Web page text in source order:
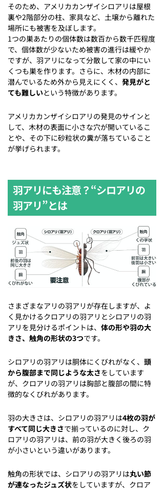
そのため、アメリカカンザイシロアリは屋根
裏や2階部分の柱、家具など、土壌から離れた
場所にも被害を及ぼします。
1つの巣あたりの個体数は数百から数千匹程度
で、個体数が少ないため被害の進行は緩やか
ですが、羽アリになって分散して家の中にい
くつも巣を作ります。さらに、木材の内部に
潜んでいるため外から見えにくく、 発見がと
ても難しいという特徴があります。
アメリカカンザイシロアリの発見のサインと
して、木材の表面に小さな穴が開いているこ
とや、その下に砂粒状の糞が落ちていること
が挙げられます。
羽アリにも注意？“シロアリの
羽アリ”とは
さまざまなアリの羽アリが存在しますが、よ
く見かけるクロアリの羽アリとシロアリの羽
アリを見分けるポイントは、 体の形や羽の大
きさ、触角の形状の3つです。
シロアリの羽アリは胴体にくびれがなく、 頭
から腹部まで同じような太さをしています
が、クロアリの羽アリは胸部と腹部の間に特
徴的なくびれがあります。
羽の大きさは、シロアリの羽アリは4枚の羽が
すべて同じ大きさで揃っているのに対し、ク
ロアリの羽アリは、前の羽が大きく後ろの羽
が小さいという違いがあります。
触角の形状では、シロアリの羽アリは丸い節
が連なったジュズ状をしていますが、クロア